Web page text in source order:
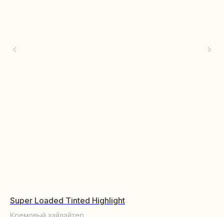
Super Loaded Tinted Highlight
Кремовый хайлайтер